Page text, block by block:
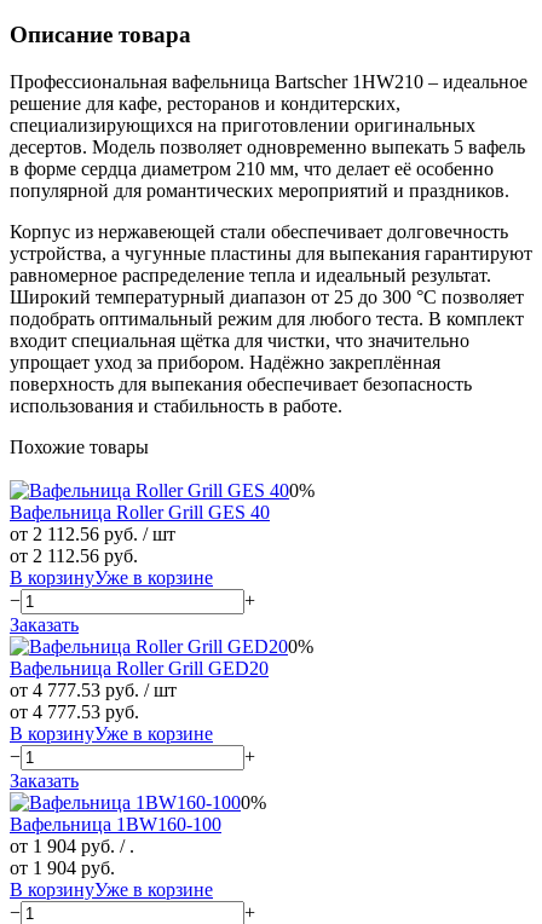
Описание товара
Профессиональная вафельница Bartscher 1HW210 – идеальное
решение для кафе, ресторанов и кондитерских,
специализирующихся на приготовлении оригинальных
десертов. Модель позволяет одновременно выпекать 5 вафель
в форме сердца диаметром 210 мм, что делает её особенно
популярной для романтических мероприятий и праздников.
Корпус из нержавеющей стали обеспечивает долговечность
устройства, а чугунные пластины для выпекания гарантируют
равномерное распределение тепла и идеальный результат.
Широкий температурный диапазон от 25 до 300 °C позволяет
подобрать оптимальный режим для любого теста. В комплект
входит специальная щётка для чистки, что значительно
упрощает уход за прибором. Надёжно закреплённая
поверхность для выпекания обеспечивает безопасность
использования и стабильность в работе.
Похожие товары
0%
Вафельница Roller Grill GES 40
от 2 112.56 руб. / шт
от 2 112.56 руб.
В корзинуУже в корзине
−
+
Заказать
0%
Вафельница Roller Grill GED20
от 4 777.53 руб. / шт
от 4 777.53 руб.
В корзинуУже в корзине
−
+
Заказать
0%
Вафельница 1BW160-100
от 1 904 руб. / .
от 1 904 руб.
В корзинуУже в корзине
−
+